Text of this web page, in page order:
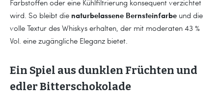
Farbstoffen oder eine Kühlfiltrierung konsequent verzichtet
wird. So bleibt die naturbelassene Bernsteinfarbe und die
volle Textur des Whiskys erhalten, der mit moderaten 43 %
Vol. eine zugängliche Eleganz bietet.
Ein Spiel aus dunklen Früchten und
edler Bitterschokolade